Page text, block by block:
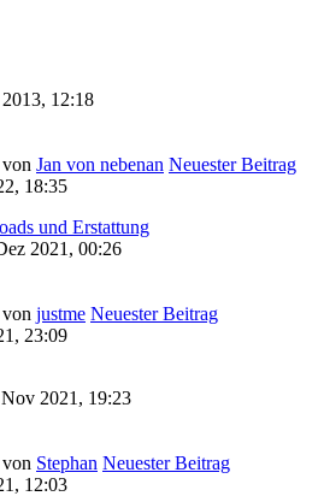
12:18
von Jan von nebenan Neuester Beitrag
18:35
und Erstattung
2021, 00:26
von justme Neuester Beitrag
23:09
2021, 19:23
von Stephan Neuester Beitrag
12:03